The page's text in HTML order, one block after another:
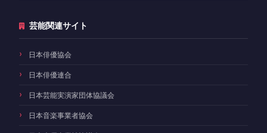
芸能関連サイト
日本俳優協会
日本俳優連合
日本芸能実演家団体協議会
日本音楽事業者協会